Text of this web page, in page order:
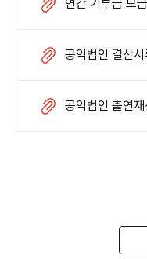
공익법인 결산
공익법인 출연